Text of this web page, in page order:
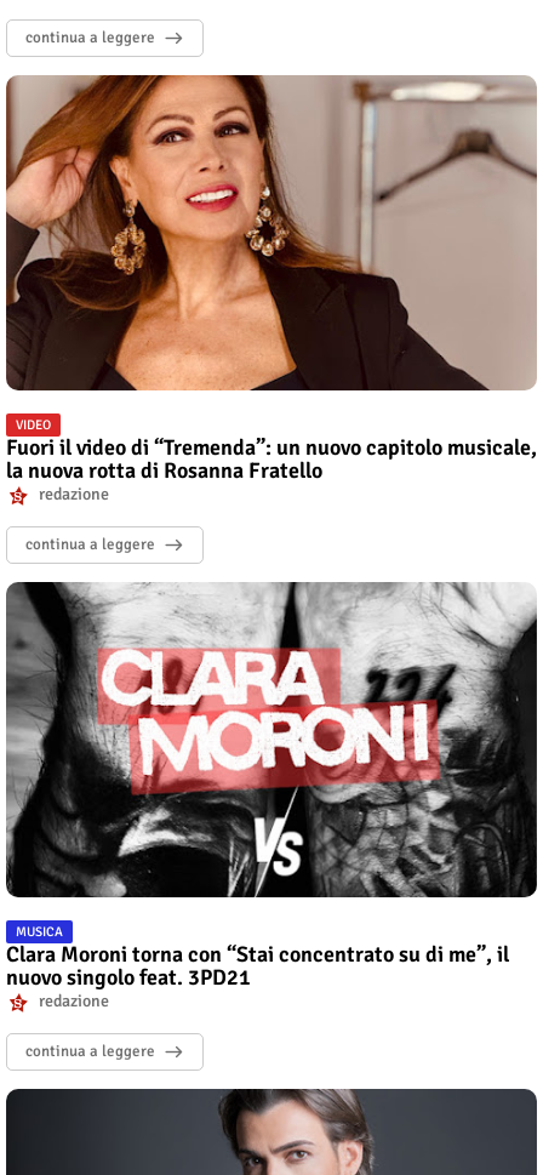
continua a leggere
VIDEO
Fuori il video di “Tremenda”: un nuovo capitolo musicale,
la nuova rotta di Rosanna Fratello
redazione
continua a leggere
MUSICA
Clara Moroni torna con “Stai concentrato su di me”, il
nuovo singolo feat. 3PD21
redazione
continua a leggere